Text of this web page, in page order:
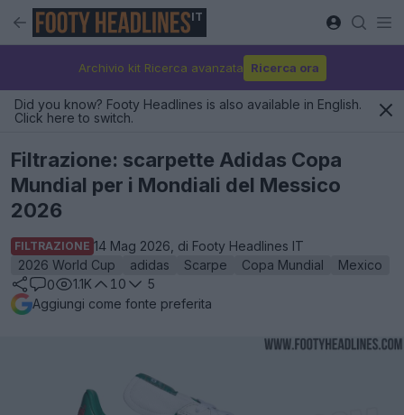
IT
Archivio kit Ricerca avanzata Ricerca ora
Did you know? Footy Headlines is also available in English.
Click here to switch.
Filtrazione: scarpette Adidas Copa
Mundial per i Mondiali del Messico
2026
FILTRAZIONE 14 Mag 2026, di Footy Headlines IT
2026 World Cup
adidas Scarpe Copa Mundial
Mexico
0
1.1K 10
5
Aggiungi come fonte preferita